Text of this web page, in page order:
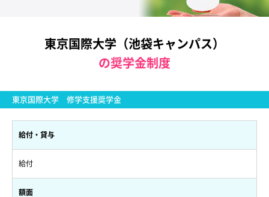
東京国際大学（池袋キャンパス）
の奨学金制度
東京国際大学 修学支援奨学金
給付・貸与
給付
額面